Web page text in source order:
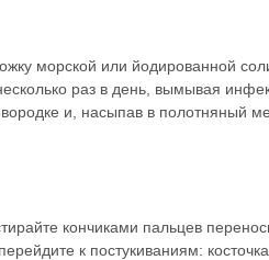
морской или йодированной
раз в день, вымывая
и, насыпав в полотняный
кончиками пальцев
к постукиваниям: